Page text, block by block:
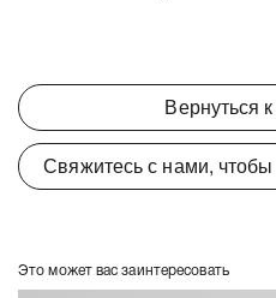
ho.me plus 45
Sky Liscio
Sky Gola
Sky Ondina
Sky Sail
Вернуться
Свяжитесь с нами,
Это может вас заинтересовать